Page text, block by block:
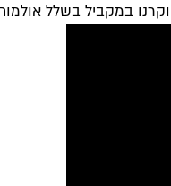
במקביל בשלל